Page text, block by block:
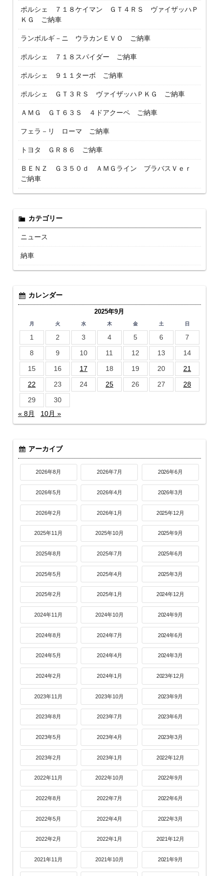
ポルシェ ７１８ケイマン ＧＴ４ＲＳ ヴァイザッハＰ
ＫＧ ご納車
ランボルギ－ニ ウラカンＥＶＯ ご納車
ポルシェ ７１８スパイダー ご納車
ポルシェ ９１１ターボ ご納車
ポルシェ ＧＴ３ＲＳ ヴァイザッハＰＫＧ ご納車
ＡＭＧ ＧＴ６３Ｓ ４ドアクーペ ご納車
フェラ－リ ローマ ご納車
トヨタ ＧＲ８６ ご納車
ＢＥＮＺ Ｇ３５０ｄ ＡＭＧライン ブラバスＶｅｒ
ご納車
カテゴリー
ニュース
納車
カレンダー
2025年9月
月 火 水 木 金 土 日
1 2 3 4 5 6
7
8
9 10 11 12 13
14
15
16 17 18 19 20
21
22
23 24 25 26 27
28
29
30
« 8月
10月 »
アーカイブ
2026年8月 2026年7月 2026年6月
2026年5月 2026年4月 2026年3月
2026年2月 2026年1月 2025年12月
2025年11月 2025年10月 2025年9月
2025年8月 2025年7月 2025年6月
2025年5月 2025年4月 2025年3月
2025年2月 2025年1月 2024年12月
2024年11月 2024年10月 2024年9月
2024年8月 2024年7月 2024年6月
2024年5月 2024年4月 2024年3月
2024年2月 2024年1月 2023年12月
2023年11月 2023年10月 2023年9月
2023年8月 2023年7月 2023年6月
2023年5月 2023年4月 2023年3月
2023年2月 2023年1月 2022年12月
2022年11月 2022年10月 2022年9月
2022年8月 2022年7月 2022年6月
2022年5月 2022年4月 2022年3月
2022年2月 2022年1月 2021年12月
2021年11月 2021年10月 2021年9月